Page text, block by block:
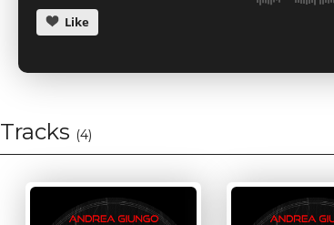
Like
Tracks (4)